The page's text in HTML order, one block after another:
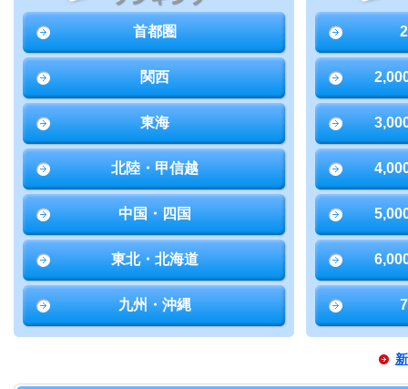
首都圏
関西
東海
北陸・甲信越
中国・四国
東北・北海道
九州・沖縄